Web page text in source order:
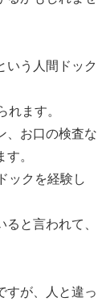
いう人間ドック
れます。
、お口の検査な
。
ックを経験し
と言われて、
すが、人と違っ